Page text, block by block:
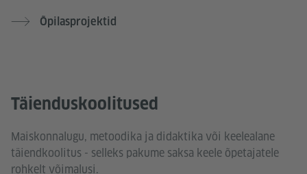
Õpilasprojektid
Täienduskoolitused
Maiskonnalugu, metoodika ja didaktika või keelealane
täiendkoolitus - selleks pakume saksa keele õpetajatele
rohkelt võimalusi.